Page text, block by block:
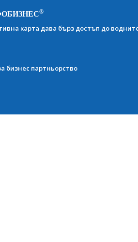
®
карта дава бърз достъп до
бизнес партньорство